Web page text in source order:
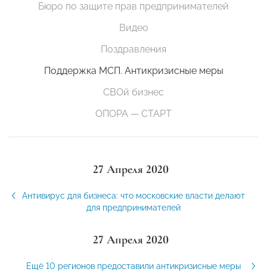
Бюро по защите прав предпринимателей
Видео
Поздравления
Поддержка МСП. Антикризисные меры
СВОй бизнес
ОПОРА — СТАРТ
27 Апреля 2020
Антивирус для бизнеса: что московские власти делают
для предпринимателей
27 Апреля 2020
Ещё 10 регионов предоставили антикризисные меры